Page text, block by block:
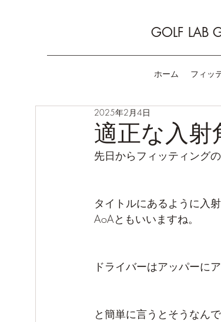
GOLF LAB
ホーム フィッ
適正な入射
2025年2月4日
先日からフィッティング
タイトルにあるように入
AoAともいいますね。
ドライバーはアッパーに
と簡単に言うとそうなん